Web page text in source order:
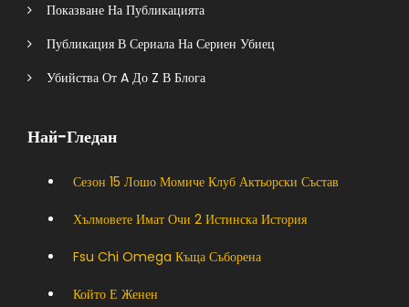
Показване На Публикацията
Публикация В Сериала На Сериен Убиец
Убийства От A До Z В Блога
Най-Гледан
Сезон 15 Лошо Момиче Клуб Актьорски Състав
Хълмовете Имат Очи 2 Истинска История
Fsu Chi Omega Къща Съборена
Който Е Женен